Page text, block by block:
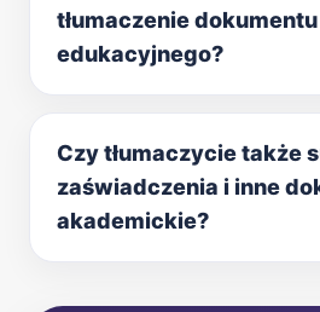
tłumaczenie dokumentu
edukacyjnego?
Czy tłumaczycie także
zaświadczenia i inne
akademickie?